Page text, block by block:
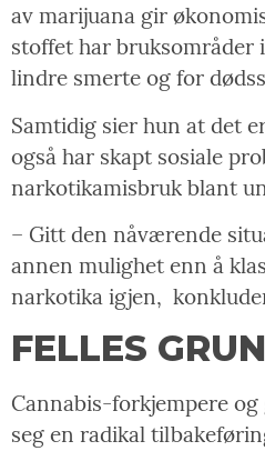
av marijuana gir
stoffet har bruksområder
lindre smerte og for
Samtidig sier hun at det
også har skapt sosiale
narkotikamisbruk blant
– Gitt den nåværende
annen mulighet enn å
narkotika igjen,
FELLES
Cannabis-forkjempere
seg en radikal